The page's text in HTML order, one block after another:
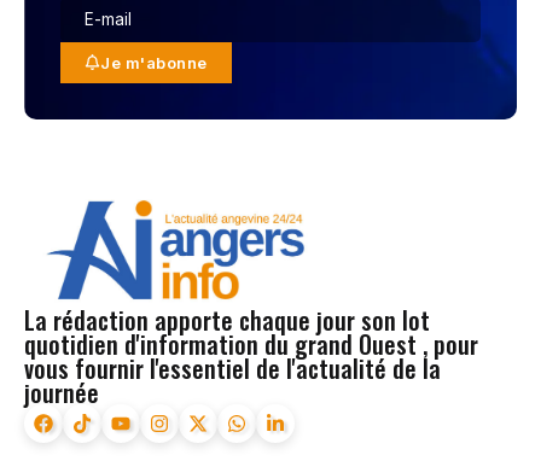
Je m'abonne
La rédaction apporte chaque jour son lot
quotidien d'information du grand Ouest , pour
vous fournir l'essentiel de l'actualité de la
journée